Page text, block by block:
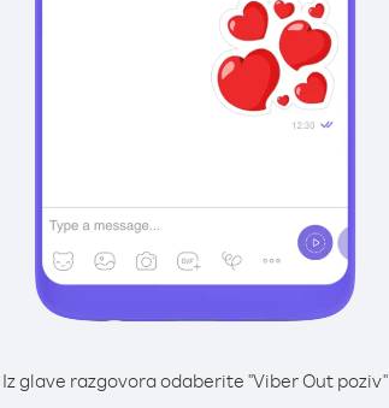
Iz glave razgovora odaberite "Viber Out poziv"